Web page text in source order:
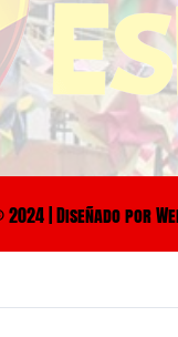
2024 | Diseñado por